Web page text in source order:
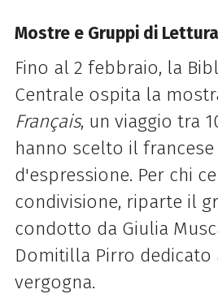
Mostre e Gruppi di Lettura
Fino al 2 febbraio, la
Centrale ospita la
Français, un viaggio tra
hanno scelto il
d'espressione. Per chi
condivisione, riparte il
condotto da Giulia
Domitilla Pirro dedicato
vergogna.